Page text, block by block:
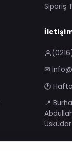
Sipariş
✉
🕑
📍